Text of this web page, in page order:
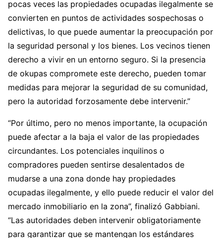
pocas veces las propiedades ocupadas ilegalmente se
convierten en puntos de actividades sospechosas o
delictivas, lo que puede aumentar la preocupación por
la seguridad personal y los bienes. Los vecinos tienen
derecho a vivir en un entorno seguro. Si la presencia
de okupas compromete este derecho, pueden tomar
medidas para mejorar la seguridad de su comunidad,
pero la autoridad forzosamente debe intervenir.”
“Por último, pero no menos importante, la ocupación
puede afectar a la baja el valor de las propiedades
circundantes. Los potenciales inquilinos o
compradores pueden sentirse desalentados de
mudarse a una zona donde hay propiedades
ocupadas ilegalmente, y ello puede reducir el valor del
mercado inmobiliario en la zona”, finalizó Gabbiani.
“Las autoridades deben intervenir obligatoriamente
para garantizar que se mantengan los estándares